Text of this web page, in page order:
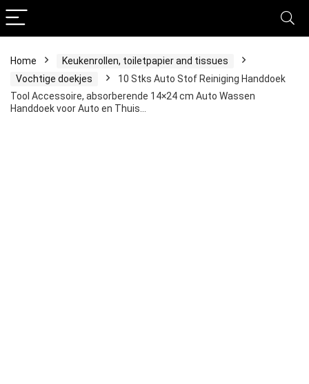
Home
Keukenrollen, toiletpapier and tissues
Vochtige doekjes
10 Stks Auto Stof Reiniging Handdoek
Tool Accessoire, absorberende 14×24 cm Auto Wassen
Handdoek voor Auto en Thuis…